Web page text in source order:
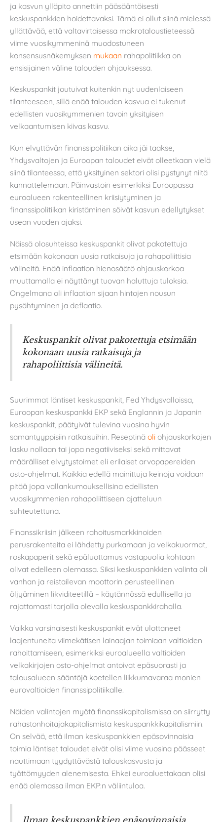
ja kasvun ylläpito annettiin pääsääntöisesti
keskuspankkien hoidettavaksi. Tämä ei ollut siinä mielessä
yllättävää, että valtavirtaisessa makrotaloustieteessä
viime vuosikymmeninä muodostuneen
konsensusnäkemyksen mukaan rahapolitiikka on
ensisijainen väline talouden ohjauksessa.
Keskuspankit joutuivat kuitenkin nyt uudenlaiseen
tilanteeseen, sillä enää talouden kasvua ei tukenut
edellisten vuosikymmenien tavoin yksityisen
velkaantumisen kiivas kasvu.
Kun elvyttävän finanssipolitiikan aika jäi taakse,
Yhdysvaltojen ja Euroopan taloudet eivät olleetkaan vielä
siinä tilanteessa, että yksityinen sektori olisi pystynyt niitä
kannattelemaan. Päinvastoin esimerkiksi Euroopassa
euroalueen rakenteellinen kriisiytyminen ja
finanssipolitiikan kiristäminen söivät kasvun edellytykset
usean vuoden ajaksi.
Näissä olosuhteissa keskuspankit olivat pakotettuja
etsimään kokonaan uusia ratkaisuja ja rahapoliittisia
välineitä. Enää inflaation hienosäätö ohjauskorkoa
muuttamalla ei näyttänyt tuovan haluttuja tuloksia.
Ongelmana oli inflaation sijaan hintojen nousun
pysähtyminen ja deflaatio.
Keskuspankit olivat pakotettuja etsimään
kokonaan uusia ratkaisuja ja
rahapoliittisia välineitä.
Suurimmat läntiset keskuspankit, Fed Yhdysvalloissa,
Euroopan keskuspankki EKP sekä Englannin ja Japanin
keskuspankit, päätyivät tulevina vuosina hyvin
samantyyppisiin ratkaisuihin. Reseptinä oli ohjauskorkojen
lasku nollaan tai jopa negatiiviseksi sekä mittavat
määrälliset elvytystoimet eli erilaiset arvopapereiden
osto-ohjelmat. Kaikkia edellä mainittuja keinoja voidaan
pitää jopa vallankumouksellisina edellisten
vuosikymmenien rahapoliittiseen ajatteluun
suhteutettuna.
Finanssikriisin jälkeen rahoitusmarkkinoiden
perusrakenteita ei lähdetty purkamaan ja velkakuormat,
roskapaperit sekä epäluottamus vastapuolia kohtaan
olivat edelleen olemassa. Siksi keskuspankkien valinta oli
vanhan ja reistailevan moottorin perusteellinen
öljyäminen likviditeetillä – käytännössä edullisella ja
rajattomasti tarjolla olevalla keskuspankkirahalla.
Vaikka varsinaisesti keskuspankit eivät ulottaneet
laajentuneita viimekätisen lainaajan toimiaan valtioiden
rahoittamiseen, esimerkiksi euroalueella valtioiden
velkakirjojen osto-ohjelmat antoivat epäsuorasti ja
talousalueen sääntöjä koetellen liikkumavaraa monien
eurovaltioiden finanssipolitiikalle.
Näiden valintojen myötä finanssikapitalismissa on siirrytty
rahastonhoitajakapitalismista keskuspankkikapitalismiin.
On selvää, että ilman keskuspankkien epäsovinnaisia
toimia läntiset taloudet eivät olisi viime vuosina päässeet
nauttimaan tyydyttävästä talouskasvusta ja
työttömyyden alenemisesta. Ehkei euroaluettakaan olisi
enää olemassa ilman EKP:n väliintuloa.